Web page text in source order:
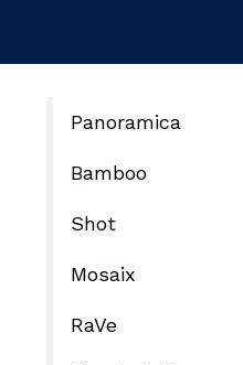
Panoramica
Bamboo
Shot
Mosaix
RaVe